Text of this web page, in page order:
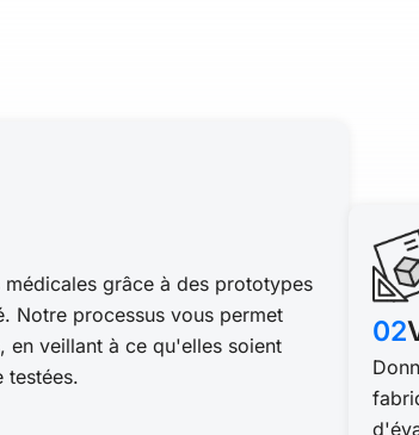
grâce à des prototypes
Notre processus vous permet
veillant à ce qu'elles soient
testées.
02